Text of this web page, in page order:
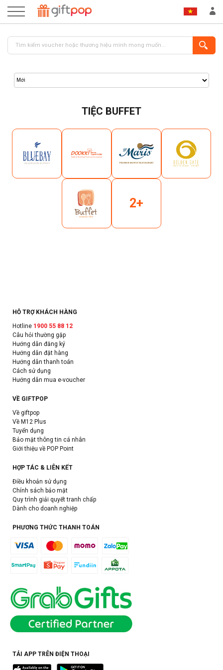
TIỆC BUFFET
2+
HỖ TRỢ KHÁCH HÀNG
Hotline 1900 55 88 12
Câu hỏi thường gặp
Hướng dẫn đăng ký
Hướng dẫn đặt hàng
Hướng dẫn thanh toán
Cách sử dụng
Hướng dẫn mua e-voucher
VỀ GIFTPOP
Về giftpop
Về M12 Plus
Tuyển dụng
Bảo mật thông tin cá nhân
Giới thiệu về POP Point
HỢP TÁC & LIÊN KẾT
Điều khoản sử dụng
Chính sách bảo mật
Quy trình giải quyết tranh chấp
Dành cho doanh nghiệp
PHƯƠNG THỨC THANH TOÁN
TẢI APP TRÊN ĐIỆN THOẠI